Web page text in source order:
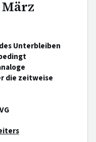
Unterbleiben
die zeitweise